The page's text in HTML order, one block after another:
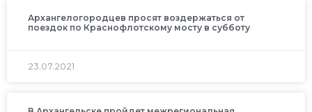
Архангелогородцев просят воздержаться от
поездок по Краснофлотскому мосту в субботу
23.07.2021